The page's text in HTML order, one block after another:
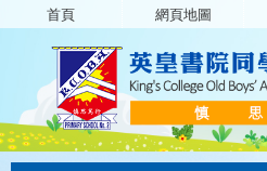
首頁 網頁地圖